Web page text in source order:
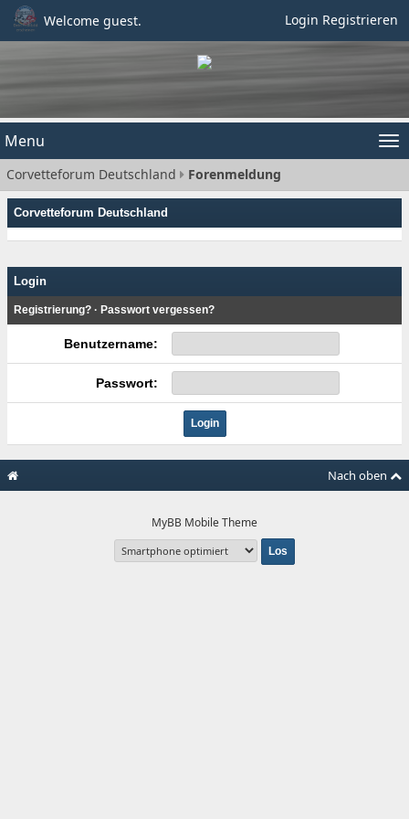
Welcome guest. Login Registrieren
Menu
Corvetteforum Deutschland Forenmeldung
Corvetteforum Deutschland
Login
Registrierung? · Passwort vergessen?
Benutzername:
Passwort:
Nach oben
MyBB Mobile Theme